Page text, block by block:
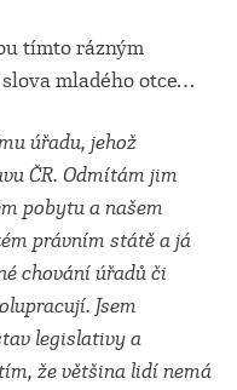
tímto rázným
mladého otce…
úřadu, jehož
ČR. Odmítám jim
pobytu a našem
právním státě a já
chování úřadů či
Jsem
legislativy a
že většina lidí nemá